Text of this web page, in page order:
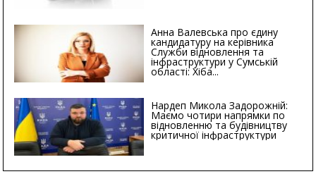
Анна Валевська про єдину
кандидатуру на керівника
Служби відновлення та
інфраструктури у Сумській
області: Хіба...
Нардеп Микола Задорожній:
Маємо чотири напрямки по
відновленню та будівництву
критичної інфраструктури